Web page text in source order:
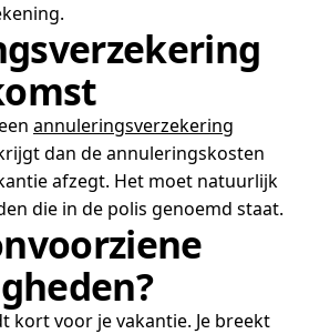
annuleringsverzekering
dan de annuleringskosten
afzegt. Het moet natuurlijk
die in de polis genoemd staat.
kort voor je vakantie. Je breekt